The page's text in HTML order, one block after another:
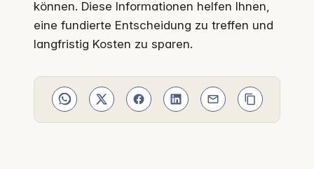
können. Diese Informationen helfen Ihnen,
eine fundierte Entscheidung zu treffen und
langfristig Kosten zu sparen.